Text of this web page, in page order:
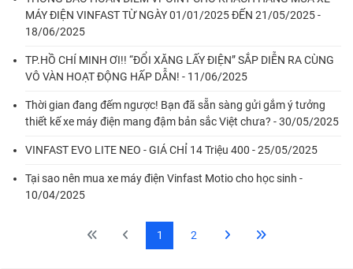
MÁY ĐIỆN VINFAST TỪ NGÀY 01/01/2025 ĐẾN 21/05/2025 -
18/06/2025
TP.HỒ CHÍ MINH ƠI!! “ĐỔI XĂNG LẤY ĐIỆN” SẮP DIỄN RA CÙNG
VÔ VÀN HOẠT ĐỘNG HẤP DẪN! - 11/06/2025
Thời gian đang đếm ngược! Bạn đã sẵn sàng gửi gắm ý tưởng
thiết kế xe máy điện mang đậm bản sắc Việt chưa? - 30/05/2025
VINFAST EVO LITE NEO - GIÁ CHỈ 14 Triệu 400 - 25/05/2025
Tại sao nên mua xe máy điện Vinfast Motio cho học sinh -
10/04/2025
1 2